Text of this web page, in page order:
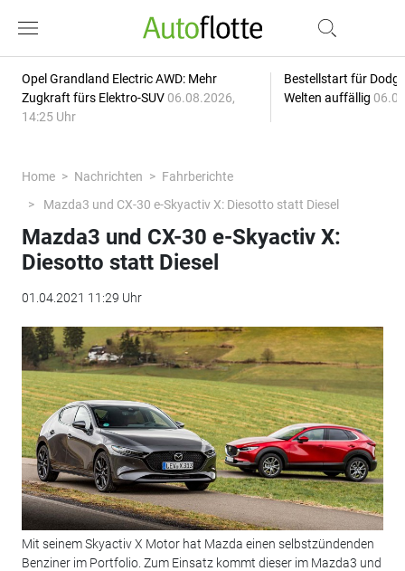
Opel Grandland Electric AWD: Mehr
Zugkraft fürs Elektro-SUV 06.08.2026,
14:25 Uhr
Bestellstart für
Welten auffällig
Home Nachrichten
Fahrberichte
Mazda3 und CX-30 e-Skyactiv X: Diesotto statt Diesel
Mazda3 und CX-30 e-Skyactiv X:
Diesotto statt Diesel
01.04.2021 11:29 Uhr
Mit seinem Skyactiv X Motor hat Mazda einen selbstzündenden
Benziner im Portfolio. Zum Einsatz kommt dieser im Mazda3 und